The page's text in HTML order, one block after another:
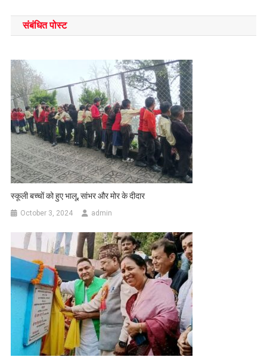
navigation
संबंधित पोस्ट
स्कूली बच्चों को हुए भालू, सांभर और मोर के दीदार
October 3, 2024 admin